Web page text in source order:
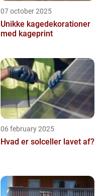
07 october 2025
Unikke kagedekorationer
med kageprint
06 february 2025
Hvad er solceller lavet af?